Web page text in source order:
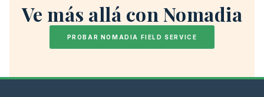
Ve más allá con Nomadia
PROBAR NOMADIA FIELD SERVICE